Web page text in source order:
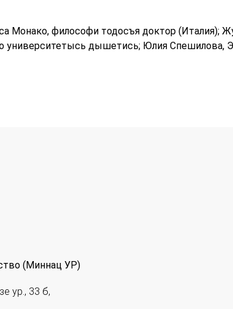
Монако, философи тодосъя доктор (Италия);
университетысь дышетись; Юлия Спешилова,
(Миннац УР)
ур., 33 б,